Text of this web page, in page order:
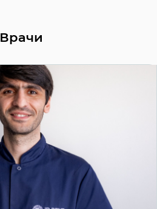
Врачи